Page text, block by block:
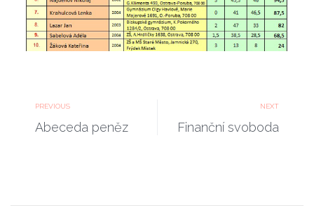
PREVIOUS
Abeceda peněz
NEXT
Finanční svoboda